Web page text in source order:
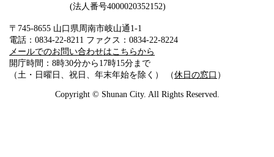
法人番号4000020352152
〒745-8655 山口県周南市岐山通1-1
電話：0834-22-8211 ファクス：0834-22-8224
メールでのお問い合わせはこちらから
開庁時間：8時30分から17時15分まで
（土・日曜日、祝日、年末年始を除く） （休日の窓口 ）
Copyright © Shunan City. All Rights Reserved.